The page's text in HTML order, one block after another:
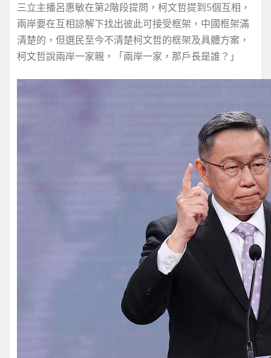
三立主播呂惠敏在第2階段提問，柯文哲提到5個互相，
兩岸要在互相諒解下找出彼此可接受框架，中國框架滿
清楚的，但選民至今不清楚柯文哲的框架及具體方案，
柯文哲說兩岸一家親，「兩岸一家，那戶長是誰？」